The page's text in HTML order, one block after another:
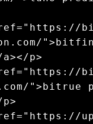
p>
">bitrue